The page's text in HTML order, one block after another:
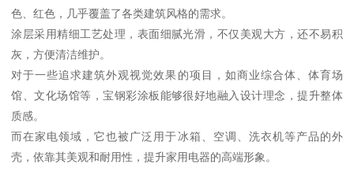
色、红色，几乎覆盖了各类建筑风格的需求。
涂层采用精细工艺处理，表面细腻光滑，不仅美观大方，还不易积
灰，方便清洁维护。
对于一些追求建筑外观视觉效果的项目，如商业综合体、体育场
馆、文化场馆等，宝钢彩涂板能够很好地融入设计理念，提升整体
质感。
而在家电领域，它也被广泛用于冰箱、空调、洗衣机等产品的外
壳，依靠其美观和耐用性，提升家用电器的高端形象。